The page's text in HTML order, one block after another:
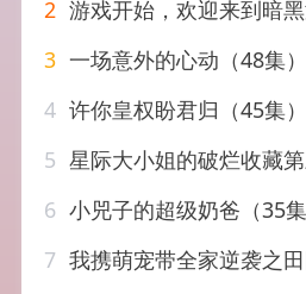
2 游戏开始，欢迎来到暗黑童话世界！&游戏开始
3 一场意外的心动（48集
4 许你皇权盼君归（45集
5 星际大小姐的破烂收藏第
6 小兕子的超级奶爸（35
7 我携萌宠带全家逆袭之田田